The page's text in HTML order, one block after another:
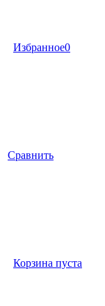
Избранное0
Сравнить
Корзина пуста